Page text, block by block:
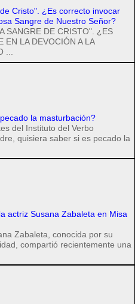
Cristo". ¿Es correcto invocar
Sangre de Nuestro Señor?
SANGRE DE CRISTO". ¿ES
EN LA DEVOCIÓN A LA
...
la masturbación?
del Instituto del Verbo
quisiera saber si es pecado la
actriz Susana Zabaleta en Misa
Zabaleta, conocida por su
compartió recientemente una